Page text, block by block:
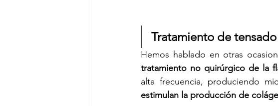
Tratamiento de
Hemos hablado en otras
tratamiento no quirúrgico de la
alta frecuencia, produciendo
estimulan la producción de